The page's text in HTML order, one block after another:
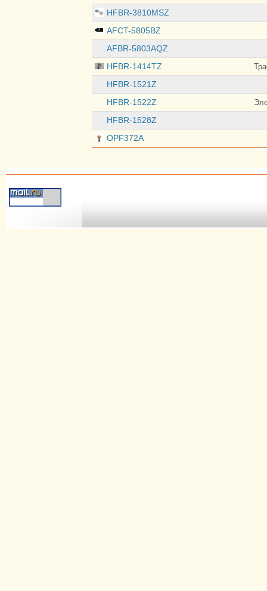
HFBR-3810MSZ
AFCT-5805BZ
AFBR-5803AQZ
HFBR-1414TZ
HFBR-1521Z
HFBR-1522Z
HFBR-1528Z
OPF372A